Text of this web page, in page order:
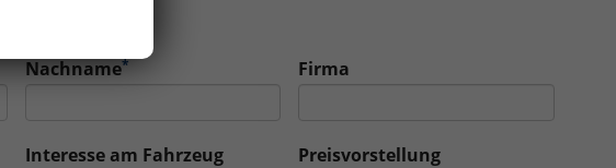
Nachname* Firma
Interesse am Fahrzeug Preisvorstellung